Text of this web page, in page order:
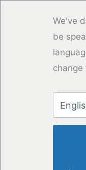
We've
be
change